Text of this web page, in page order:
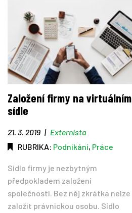
Založení firmy na virtuálním
sídle
21. 3. 2019 | Externista
RUBRIKA: Podnikání, Práce
Sídlo firmy je nezbytným
předpokladem založení
společnosti. Bez něj zkrátka nelze
založit právnickou osobu. Sídlo